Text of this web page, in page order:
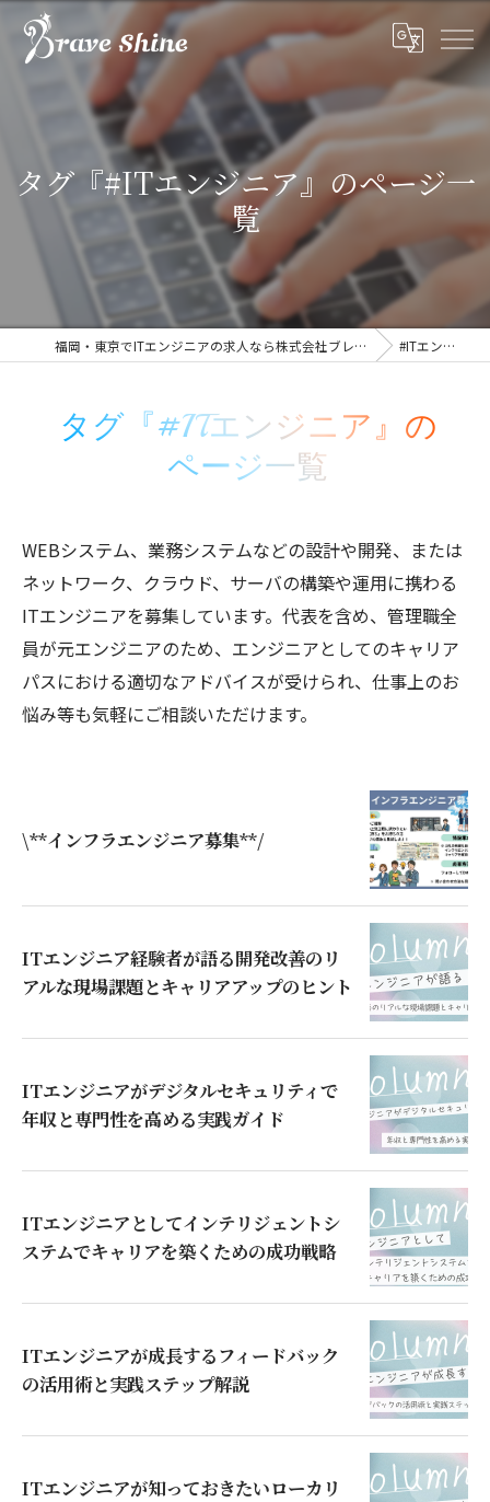
タグ『#ITエンジニア』のページ一
覧
福岡・東京でITエンジニアの求人なら株式会社ブレイブシャイン #ITエンジニア
タグ『#ITエンジニア』の
ページ一覧
WEBシステム、業務システムなどの設計や開発、または
ネットワーク、クラウド、サーバの構築や運用に携わる
ITエンジニアを募集しています。代表を含め、管理職全
員が元エンジニアのため、エンジニアとしてのキャリア
パスにおける適切なアドバイスが受けられ、仕事上のお
悩み等も気軽にご相談いただけます。
\**インフラエンジニア募集**/
ITエンジニア経験者が語る開発改善のリ
アルな現場課題とキャリアアップのヒント
ITエンジニアがデジタルセキュリティで
年収と専門性を高める実践ガイド
ITエンジニアとしてインテリジェントシ
ステムでキャリアを築くための成功戦略
ITエンジニアが成長するフィードバック
の活用術と実践ステップ解説
ITエンジニアが知っておきたいローカリ